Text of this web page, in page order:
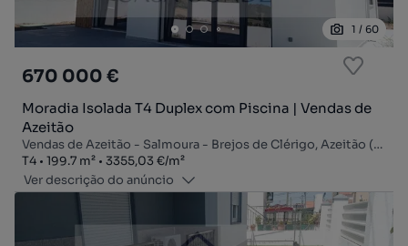
1 / 60
670 000 €
Moradia Isolada T4 Duplex com Piscina | Vendas de
Azeitão
Vendas de Azeitão - Salmoura - Brejos de Clérigo, Azeitão (São Lourenço e São Simão), Setúbal, Setúbal
Tipologia
T4
Zona199.7 m²
Preço por metro quadrado
3355,03 €/m²
Ver descrição do anúncio